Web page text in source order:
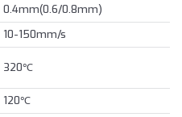
0.4mm(0.6/0.8mm)
10-150mm/s
320℃
120℃